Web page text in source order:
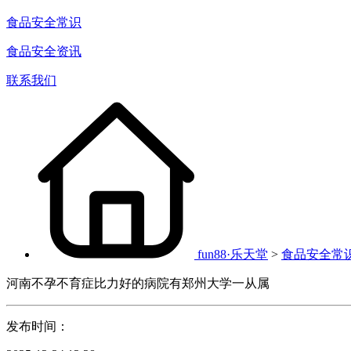
食品安全常识
食品安全资讯
联系我们
fun88·乐天堂 > 食品安全常
河南不孕不育症比力好的病院有郑州大学一从属
发布时间：